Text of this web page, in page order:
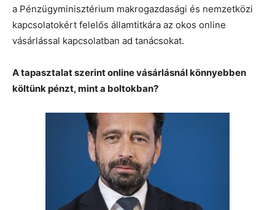
a Pénzügyminisztérium makrogazdasági és nemzetközi
kapcsolatokért felelős államtitkára az okos online
vásárlással kapcsolatban ad tanácsokat.
A tapasztalat szerint online vásárlásnál könnyebben
költünk pénzt, mint a boltokban?